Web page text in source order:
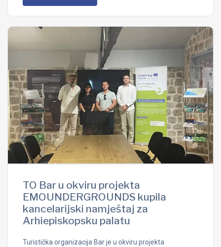
TO Bar u okviru projekta
EMOUNDERGROUNDS kupila
kancelarijski namještaj za
Arhiepiskopsku palatu
Turistička organizacija Bar je u okviru projekta